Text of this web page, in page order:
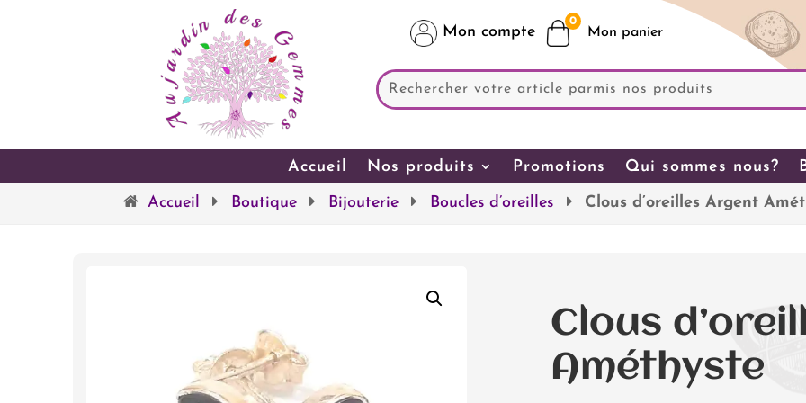
Mon compte
0
Accueil Nos produits Promotions Qui sommes nous?
Accueil Boutique Bijouterie Boucles d’oreilles Clous d’oreilles Argent
Clous
Améthyste